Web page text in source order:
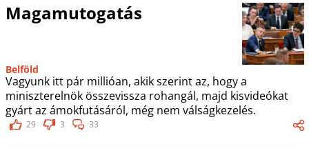
Magamutogatás
Belföld
Vagyunk itt pár millióan, akik szerint az, hogy a
miniszterelnök összevissza rohangál, majd kisvideókat
gyárt az ámokfutásáról, még nem válságkezelés.
29 3 33